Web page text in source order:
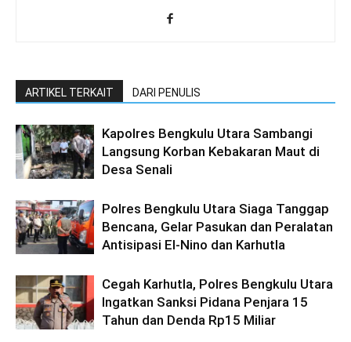
ARTIKEL TERKAIT DARI PENULIS
Kapolres Bengkulu Utara Sambangi
Langsung Korban Kebakaran Maut di
Desa Senali
Polres Bengkulu Utara Siaga Tanggap
Bencana, Gelar Pasukan dan Peralatan
Antisipasi El-Nino dan Karhutla
Cegah Karhutla, Polres Bengkulu Utara
Ingatkan Sanksi Pidana Penjara 15
Tahun dan Denda Rp15 Miliar